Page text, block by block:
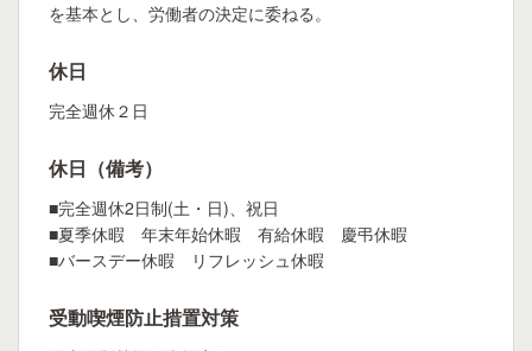
を基本とし、労働者の決定に委ねる。
休日
完全週休２日
休日（備考）
■完全週休2日制(土・日)、祝日
■夏季休暇 年末年始休暇 有給休暇 慶弔休暇
■バースデー休暇 リフレッシュ休暇
受動喫煙防止措置対策